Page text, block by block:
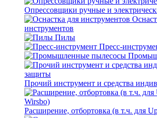
Опрессовщики ручные и
инструментов
Пилы
Пресс-
Прочий инструмент и средства
Расширение, отбортовка (в т.ч. для